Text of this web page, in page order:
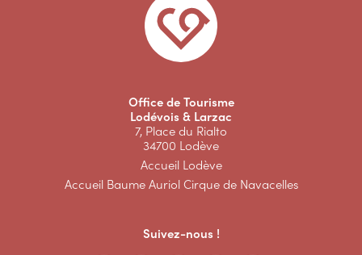
Office de Tourisme
Lodévois & Larzac
7, Place du Rialto
34700 Lodève
Accueil Lodève
Accueil Baume Auriol Cirque de Navacelles
Suivez-nous !